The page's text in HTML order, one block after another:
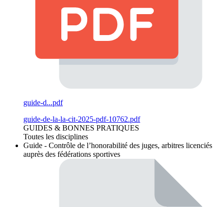
guide-d...pdf
guide-de-la-la-cit-2025-pdf-10762.pdf
GUIDES & BONNES PRATIQUES
Toutes les disciplines
Guide - Contrôle de l’honorabilité des juges, arbitres licenciés
auprès des fédérations sportives